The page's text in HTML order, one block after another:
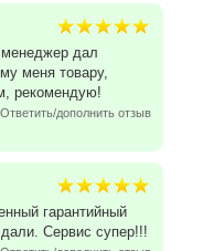
дал
меня товару,
рекомендую!
Ответить/дополнить отзыв
гарантийный
Сервис супер!!!